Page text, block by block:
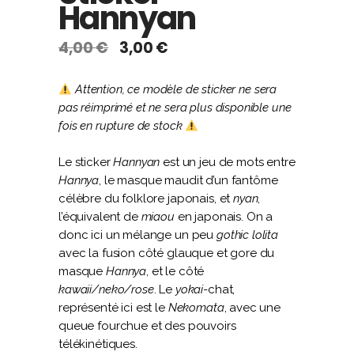
Hannyan
4,00€ Le
initial
était :
4,00 €.
3,00€
actuel
est :
3,00 €.
Attention, ce modèle de sticker ne sera
pas réimprimé et ne sera plus disponible une
fois en rupture de stock
Le stickerHannyan est un jeu de mots entre
Hannya, le masque maudit d’un fantôme
célèbre du folklore japonais, etnyan,
l’équivalent de miaou en japonais. On a
donc ici un mélange un peu gothic lolita
avec la fusion côté glauque et gore du
masque Hannya, et le côté
kawaii/neko/rose. Le yokai-chat,
représenté ici est le Nekomata, avec une
queue fourchue et des pouvoirs
télékinétiques.